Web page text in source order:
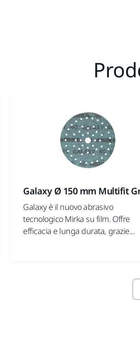
Galaxy Ø 150 mm Multifit
Galaxy è il nuovo abrasivo
tecnologico Mirka su film. Offre
efficacia e lunga durata, grazie...